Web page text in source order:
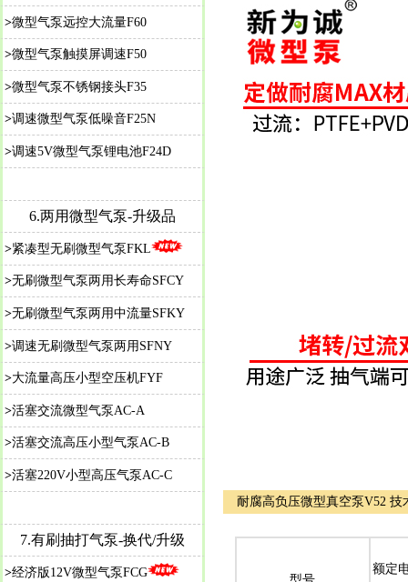
耐腐高负压微型真空泵V52 技
额定
>微型气泵远控大流量F60
>微型气泵触摸屏调速F50
>微型气泵不锈钢接头F35
>调速微型气泵低噪音F25N
>调速5V微型气泵锂电池F24D
6.两用微型气泵-升级品
>紧凑型无刷微型气泵FKL
>无刷微型气泵两用长寿命SFCY
>无刷微型气泵两用中流量SFKY
>调速无刷微型气泵两用SFNY
>大流量高压小型空压机FYF
>活塞交流微型气泵AC-A
>活塞交流高压小型气泵AC-B
>活塞220V小型高压气泵AC-C
7.有刷抽打气泵-换代/升级
>经济版12V微型气泵FCG